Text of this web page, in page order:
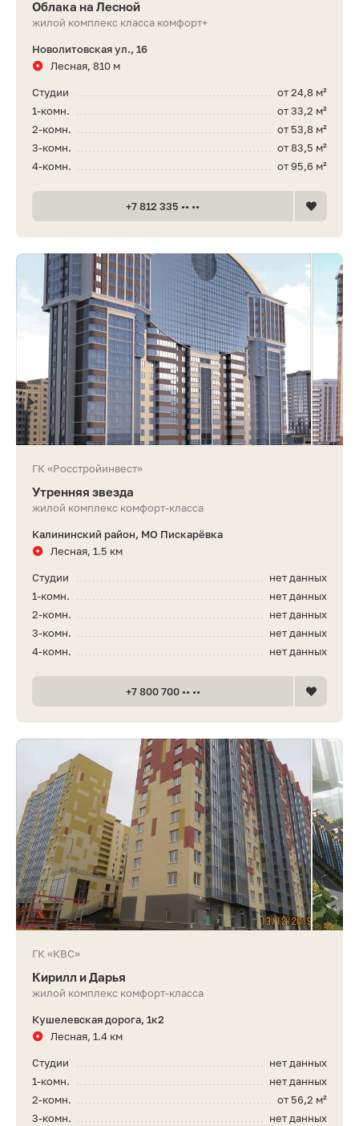
Облака на Лесной
жилой комплекс класса комфорт+
Новолитовская ул., 16
Лесная, 810 м
от 24,8 м²
Студии
от 33,2 м²
1-комн.
от 53,8 м²
2-комн.
от 83,5 м²
3-комн.
от 95,6 м²
4-комн.
+7 812 335 •• ••
ГК «Росстройинвест»
Утренняя звезда
жилой комплекс комфорт-класса
Калининский район, МО Пискарёвка
Лесная, 1.5 км
нет данных
Студии
нет данных
1-комн.
нет данных
2-комн.
нет данных
3-комн.
нет данных
4-комн.
+7 800 700 •• ••
ГК «КВС»
Кирилл и Дарья
жилой комплекс комфорт-класса
Кушелевская дорога, 1к2
Лесная, 1.4 км
нет данных
Студии
нет данных
1-комн.
от 56,2 м²
2-комн.
нет данных
3-комн.